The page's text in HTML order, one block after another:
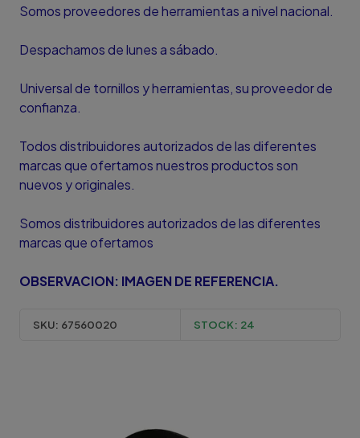
Somos proveedores de herramientas a nivel nacional.
Despachamos de lunes a sábado.
Universal de tornillos y herramientas, su proveedor de
confianza.
Todos distribuidores autorizados de las diferentes
marcas que ofertamos nuestros productos son
nuevos y originales.
Somos distribuidores autorizados de las diferentes
marcas que ofertamos
OBSERVACION: IMAGEN DE REFERENCIA.
SKU: 67560020 STOCK: 24